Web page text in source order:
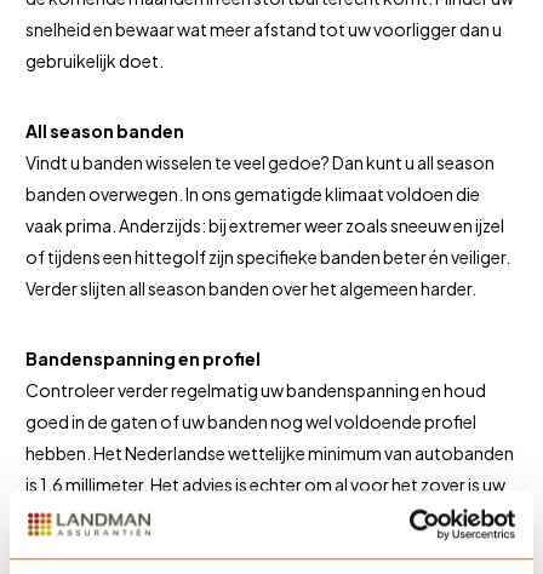
snelheid en bewaar wat meer afstand tot uw voorligger dan u
gebruikelijk doet.
All season banden
Vindt u banden wisselen te veel gedoe? Dan kunt u all season
banden overwegen. In ons gematigde klimaat voldoen die
vaak prima. Anderzijds: bij extremer weer zoals sneeuw en ijzel
of tijdens een hittegolf zijn specifieke banden beter én veiliger.
Verder slijten all season banden over het algemeen harder.
Bandenspanning en profiel
Controleer verder regelmatig uw bandenspanning en houd
goed in de gaten of uw banden nog wel voldoende profiel
hebben. Het Nederlandse wettelijke minimum van autobanden
is 1,6 millimeter. Het advies is echter om al voor het zover is uw
banden te vervangen: zomerbanden vanaf een profieldiepte